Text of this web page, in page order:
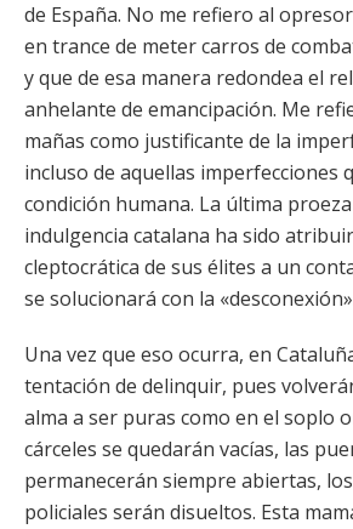
de España. No me refiero al
en trance de meter carros de
y que de esa manera redondea el
anhelante de emancipación. Me
mañas como justificante de la
incluso de aquellas imperfecciones
condición humana. La última
indulgencia catalana ha sido
cleptocrática de sus élites a un
se solucionará con la
Una vez que eso ocurra, en
tentación de delinquir, pues
alma a ser puras como en el soplo
cárceles se quedarán vacías, las
permanecerán siempre abiertas,
policiales serán disueltos. Esta